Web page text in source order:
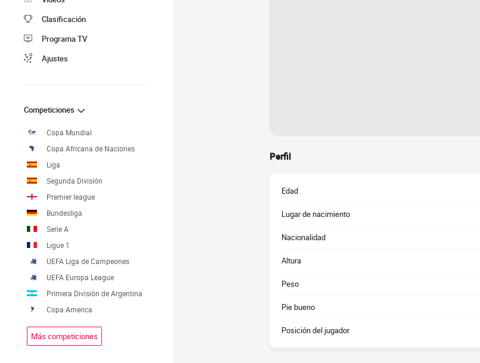
Clasificación
Programa TV
Ajustes
Competiciones
Copa Mundial
Copa Africana de Naciones
Liga
Segunda División
Premier league
Bundesliga
Serie A
Ligue 1
UEFA Liga de Campeones
UEFA Europa League
Primera División de Argentina
Copa America
Más competiciones
Perfil
Edad
Lugar de nacimiento
Nacionalidad
Altura
Peso
Pie bueno
Posición del jugador